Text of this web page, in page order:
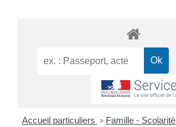
Accueil particuliers > Famille - Scolarité